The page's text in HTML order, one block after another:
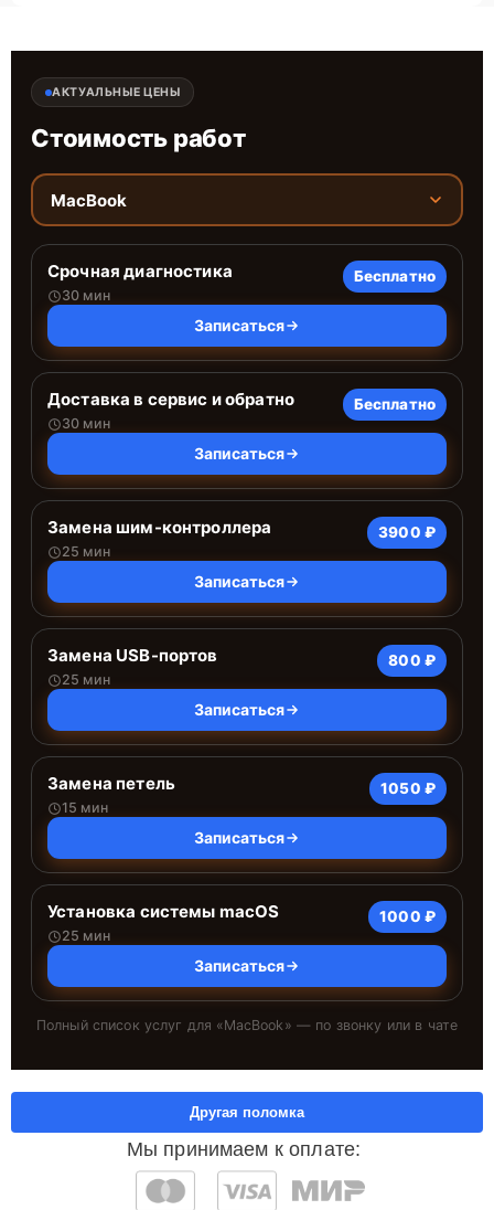
АКТУАЛЬНЫЕ ЦЕНЫ
Стоимость работ
MacBook
Срочная диагностика
30 мин
Бесплатно
Записаться
Доставка в сервис и обратно
30 мин
Бесплатно
Записаться
Замена шим-контроллера
25 мин
3900 ₽
Записаться
Замена USB-портов
25 мин
800 ₽
Записаться
Замена петель
15 мин
1050 ₽
Записаться
Установка системы macOS
25 мин
1000 ₽
Записаться
Полный список услуг для «MacBook » — по звонку или в чате
Мы принимаем к оплате:
Другая поломка